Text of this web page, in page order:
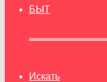
БЫТ
Искать